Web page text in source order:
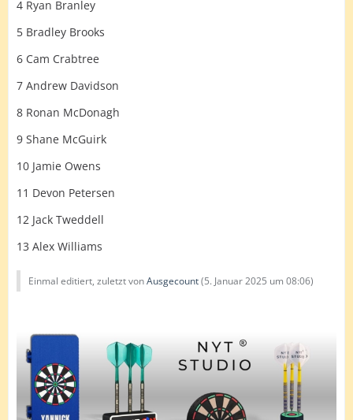
4 Ryan Branley
5 Bradley Brooks
6 Cam Crabtree
7 Andrew Davidson
8 Ronan McDonagh
9 Shane McGuirk
10 Jamie Owens
11 Devon Petersen
12 Jack Tweddell
13 Alex Williams
Einmal editiert, zuletzt vonAusgecount(5. Januar 2025 um 08:06)